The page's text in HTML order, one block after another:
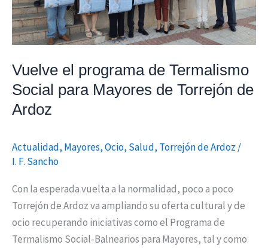
Vuelve el programa de Termalismo
Social para Mayores de Torrejón de
Ardoz
Actualidad, Mayores,Ocio, Salud, Torrejón de Ardoz /
I. F. Sancho
Con la esperada vuelta a la normalidad, poco a poco
Torrejón de Ardoz va ampliando su oferta cultural y de
ocio recuperando iniciativas como el Programa de
Termalismo Social-Balnearios para Mayores, tal y como
para
Mayores
de
de
Ardoz